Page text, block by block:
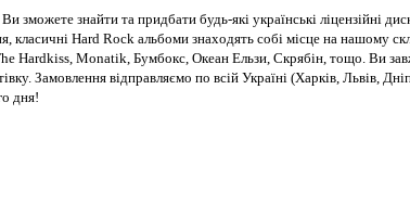
знайти та придбати будь-які українські ліцензійні
класичні Hard Rock альбоми знаходять собі місце на нашому
Hardkiss, Monatik, Бумбокс, Океан Ельзи, Скрябін, тощо. Ви
Замовлення відправляємо по всій Україні (Харків, Львів,
дня!